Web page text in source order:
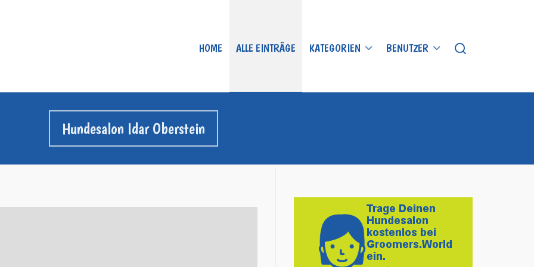
HOME ALLE EINTRÄGE KATEGORIEN BENUTZER
Hundesalon Idar Oberstein